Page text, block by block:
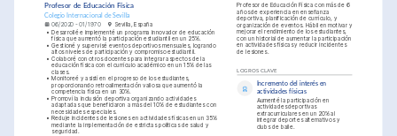
Profesor de Educación Física
Colegio Internacional de Sevilla
06/2020 - 01/1970 Sevilla, España
• Desarrollé e implementé un programa innovador de educación
física que aumentó la participación estudiantil en un 25%.
• Gestioné y supervisé eventos deportivos mensuales, logrando
altos niveles de participación y compromiso estudiantil.
• Colaboré con otros docentes para integrar aspectos de la
educación física con el currículo académico en un 15% de las
clases.
• Monitoreé y asistí en el progreso de los estudiantes,
proporcionando retroalimentación valiosa que aumentó la
competencia física en un 30%.
• Promoví la inclusión deportiva organizando actividades
adaptadas que beneficiaron a más del 10% de estudiantes con
necesidades especiales.
• Reduje incidentes de lesiones en actividades físicas en un 35%
mediante la implementación de estrictas políticas de salud y
seguridad.
Profesor de Educación Física con más de 6
años de experiencia en enseñanza
deportiva, planificación de currículo, y
organización de eventos. Hábil en motivar y
mejorar el rendimiento de los estudiantes,
con un historial de aumentar la participación
en actividades físicas y reducir incidentes
de lesiones.
LOGROS CLAVE
Incremento del interés en
actividades físicas
Aumenté la participación en
actividades deportivas
extracurriculares en un 20% al
integrar deportes alternativos y
clubs de baile.